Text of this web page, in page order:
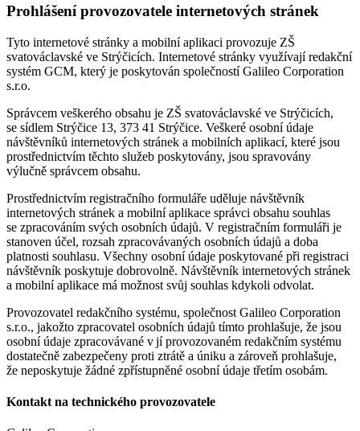
Prohlášení provozovatele internetových stránek
Tyto internetové stránky a mobilní aplikaci provozuje ZŠ
svatováclavské ve Strýčicích. Internetové stránky využívají redakční
systém GCM, který je poskytován společností Galileo Corporation
s.r.o.
Správcem veškerého obsahu je ZŠ svatováclavské ve Strýčicích,
se sídlem Strýčice 13, 373 41 Strýčice. Veškeré osobní údaje
návštěvníků internetových stránek a mobilních aplikací, které jsou
prostřednictvím těchto služeb poskytovány, jsou spravovány
výlučně správcem obsahu.
Prostřednictvím registračního formuláře uděluje návštěvník
internetových stránek a mobilní aplikace správci obsahu souhlas
se zpracováním svých osobních údajů. V registračním formuláři je
stanoven účel, rozsah zpracovávaných osobních údajů a doba
platnosti souhlasu. Všechny osobní údaje poskytované při registraci
návštěvník poskytuje dobrovolně. Návštěvník internetových stránek
a mobilní aplikace má možnost svůj souhlas kdykoli odvolat.
Provozovatel redakčního systému, společnost Galileo Corporation
s.r.o., jakožto zpracovatel osobních údajů tímto prohlašuje, že jsou
osobní údaje zpracovávané v jí provozovaném redakčním systému
dostatečně zabezpečeny proti ztrátě a úniku a zároveň prohlašuje,
že neposkytuje žádné zpřístupněné osobní údaje třetím osobám.
Kontakt na technického provozovatele